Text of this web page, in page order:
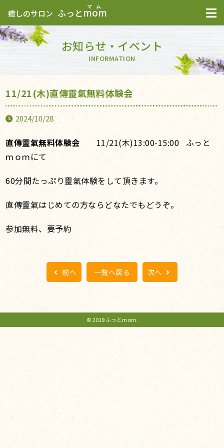
癒しのサロン ふっとmom
お知らせ・イベント
INFORMATION
11/21(木)直傳靈氣無料体験会
2024/10/28
直傳靈氣無料体験会 11/21(木)13:00-15:00 ふっと
ｍｏｍにて
60分間たっぷり靈氣体験をして頂きます。
直傳靈氣はじめての方ならどなたでもどうぞ。
参加無料、要予約
前へ 一覧へ戻る 次へ
© 2019 ふっとmom.